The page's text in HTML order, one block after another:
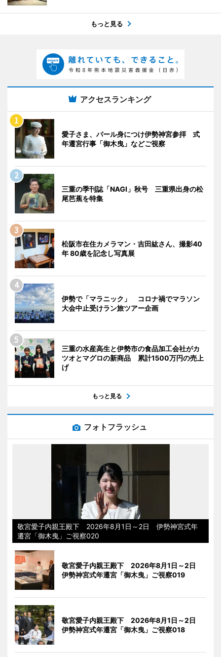
もっと見る
アクセスランキング
愛子さま、パール身につけ伊勢神宮参拝 式
年遷宮行事「御木曳」などご視察
三重の季刊誌「NAGI」秋号 三重県出身の松
尾芭蕉を特集
松阪市在住カメラマン・吉田紘さん、撮影40
年 80歳を記念し写真展
伊勢で「マラニック」 コロナ禍でマラソン
大会中止受けラン旅ツアー企画
三重の水産高生と伊勢市の食品加工会社がカ
ツオとマグロの新商品 累計1500万円の売上
げ
もっと見る
フォトフラッシュ
敬宮愛子内親王殿下 2026年8月1日～2日 伊勢神宮式年
遷宮「御木曳」ご視察020
敬宮愛子内親王殿下 2026年8月1日～2日
伊勢神宮式年遷宮「御木曳」ご視察019
敬宮愛子内親王殿下 2026年8月1日～2日
伊勢神宮式年遷宮「御木曳」ご視察018